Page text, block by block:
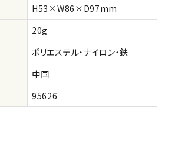
H53×W86×D97mm
20g
ポリエステル・ナイロン・鉄
中国
95626